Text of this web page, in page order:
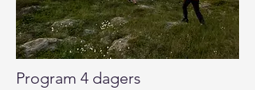
Program 4 dagers